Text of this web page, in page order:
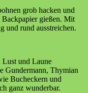
grob hacken und
gießen. Mit
und rund ausstreichen.
Lust und Laune
Gundermann, Thymian
Bucheckern und
ganz wunderbar.